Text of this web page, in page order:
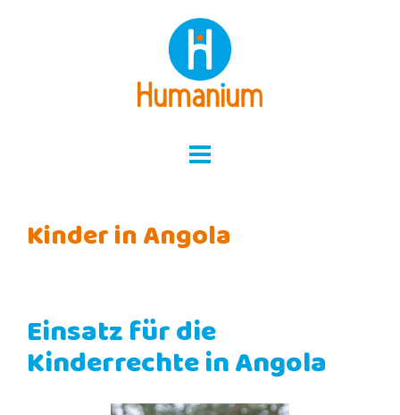
Kinder in Angola
Einsatz für die
Kinderrechte in Angola